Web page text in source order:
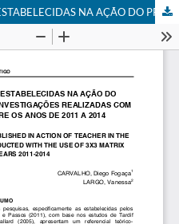
AS RELAÇÕES COM O SABER ESTABELECIDAS NA AÇÃO DO PROFESSOR EM SALA DE AULA: INVESTIGAÇÕES REALIZADAS COM O USO DA MATRIZ 3X3 ENTRE OS ANOS DE 2011 A 2014